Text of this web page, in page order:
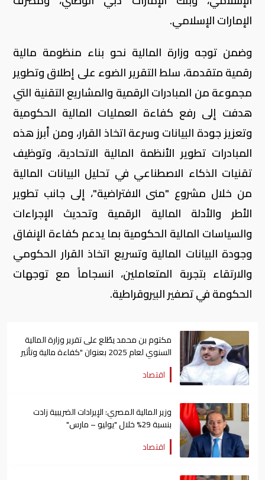
الإمارات الإسلامي.
وضمن توجه وزارة المالية نحو بناء منظومة مالية
رقمية متقدمة، سلط التقرير الضوء على إطلاق وتطوير
مجموعة من المبادرات الرقمية والمشاريع التقنية التي
هدفت إلى رفع كفاءة العمليات المالية الحكومية
وتعزيز جودة البيانات وسرعة اتخاذ القرار، ومن أبرز هذه
المبادرات تطوير الأنظمة المالية الاتحادية، وتوظيف
تقنيات الذكاء الاصطناعي في تحليل البيانات المالية
من خلال مشروع "منى الافتراضية"، إلى جانب تطوير
الأطر والأدلة المالية الرقمية وتحديث الإجراءات
والسياسات المالية الحكومية بما يدعم كفاءة الإنفاق
وجودة البيانات المالية وتسريع اتخاذ القرار الحكومي
والارتقاء بتجربة المتعاملين، انسجاماً مع توجهات
الحكومة في تصفير البيروقراطية.
مكتوم بن محمد يطّلع على تقرير وزارة المالية
السنوي لعام 2025 بعنوان "كفاءة مالية وتأثير
عالمي"
اقتصاد
وزير المالية المصري: الإيرادات الضريبية زادت
بنسبة 29% خلال "يوليو – مارس"
اقتصاد